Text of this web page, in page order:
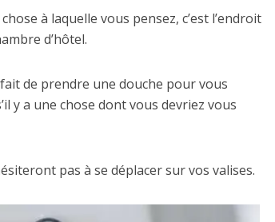
à laquelle vous pensez, c’est l’endroit
d’hôtel.
de prendre une douche pour vous
y a une chose dont vous devriez vous
pas à se déplacer sur vos valises.